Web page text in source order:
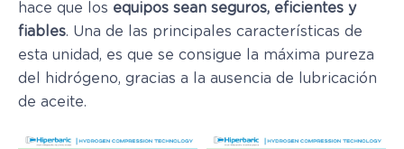
hace que los equipos sean seguros, eficientes y
fiables. Una de las principales características de
esta unidad, es que se consigue la máxima pureza
del hidrógeno, gracias a la ausencia de lubricación
de aceite.